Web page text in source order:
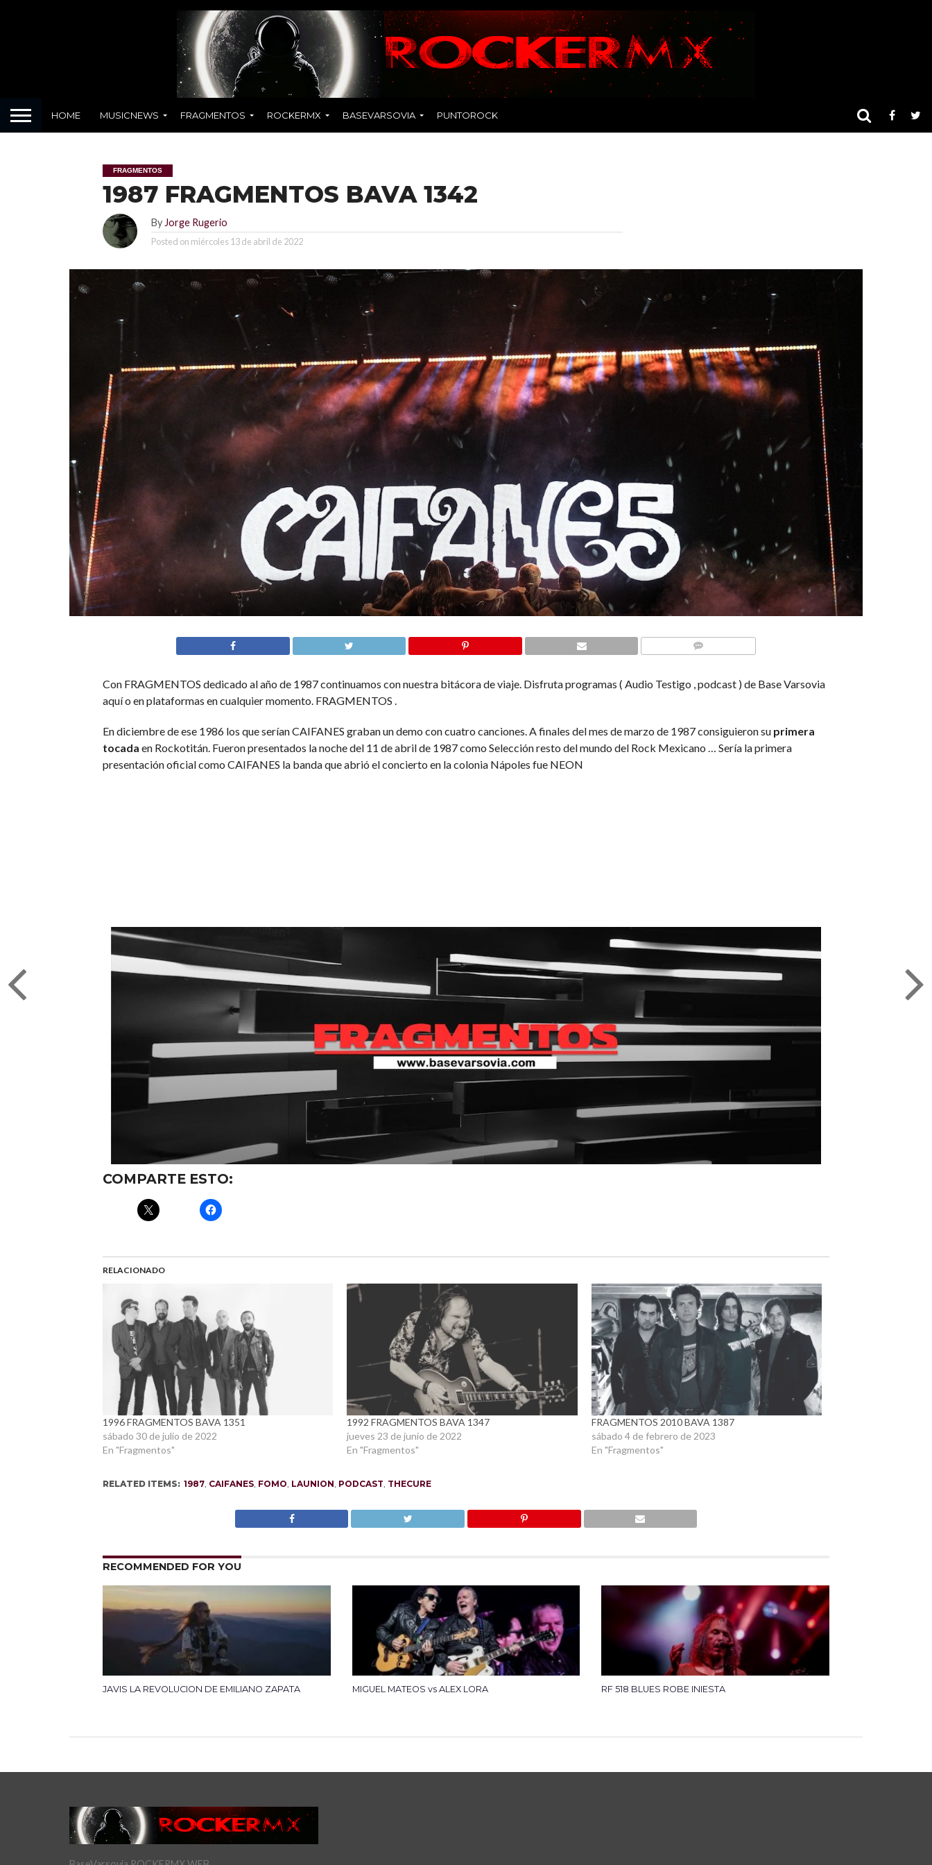
HOME MUSICNEWS FRAGMENTOS ROCKERMX BASEVARSOVIA PUNTOROCK
FRAGMENTOS
1987 FRAGMENTOS BAVA 1342
By Jorge Rugerio
Posted on miércoles 13 de abril de 2022
Con FRAGMENTOS dedicado al año de 1987 continuamos con nuestra bitácora de viaje. Disfruta programas ( Audio Testigo , podcast ) de Base Varsovia
aquí o en plataformas en cualquier momento. FRAGMENTOS .
En diciembre de ese 1986 los que serían CAIFANES graban un demo con cuatro canciones. A finales del mes de marzo de 1987 consiguieron su primera
tocada en Rockotitán. Fueron presentados la noche del 11 de abril de 1987 como Selección resto del mundo del Rock Mexicano … Sería la primera
presentación oficial como CAIFANES la banda que abrió el concierto en la colonia Nápoles fue NEON
COMPARTE ESTO:
RELACIONADO
1996 FRAGMENTOS BAVA 1351
sábado 30 de julio de 2022
En "Fragmentos"
1992 FRAGMENTOS BAVA 1347
jueves 23 de junio de 2022
En "Fragmentos"
FRAGMENTOS 2010 BAVA 1387
sábado 4 de febrero de 2023
En "Fragmentos"
RELATED ITEMS: 1987, CAIFANES, FOMO, LAUNION, PODCAST, THECURE
RECOMMENDED FOR YOU
JAVIS LA REVOLUCION DE EMILIANO ZAPATA MIGUEL MATEOS vs ALEX LORA RF 518 BLUES ROBE INIESTA